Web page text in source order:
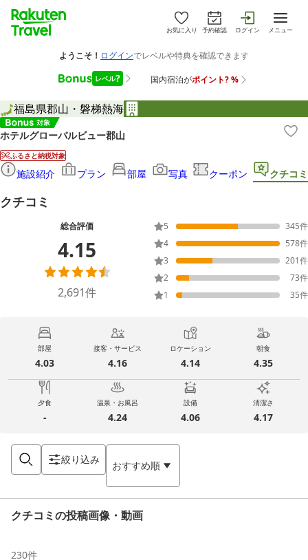
お気に入り 予約確認 ログイン メニュー
福島県郡山・磐梯熱海
ホテルグローバルビュー郡山
ふるさと納税対象
施設紹介 プラン 部屋 写真 クーポン クチコミ
クチコミ
総合評価
4.15
2,691件
5 345件
4
578件
3
201件
2
73件
1
35件
部屋
4.03
接客・サービス
4.16
ロケーション
4.14
朝食
4.35
夕食
-
温泉・お風呂
4.24
設備
4.06
清潔さ
4.17
絞り込み おすすめ順
クチコミの投稿画像・動画
230件